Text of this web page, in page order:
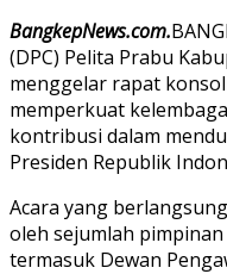
BangkepNews.com.
(DPC) Pelita Prabu
menggelar rapat
memperkuat
kontribusi dalam
Presiden Republik
Acara yang
oleh sejumlah
termasuk Dewan